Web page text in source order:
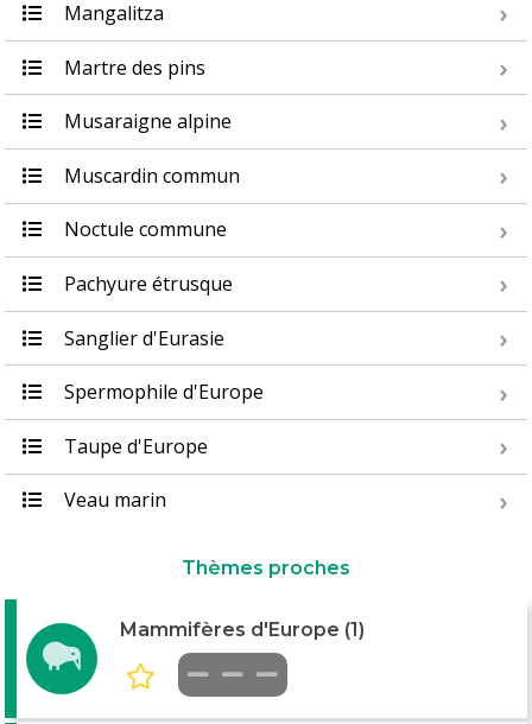
Mangalitza
Martre des pins
Musaraigne alpine
Muscardin commun
Noctule commune
Pachyure étrusque
Sanglier d'Eurasie
Spermophile d'Europe
Taupe d'Europe
Veau marin
Thèmes proches
Mammifères d'Europe (1)